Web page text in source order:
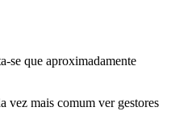
se que aproximadamente
vez mais comum ver gestores